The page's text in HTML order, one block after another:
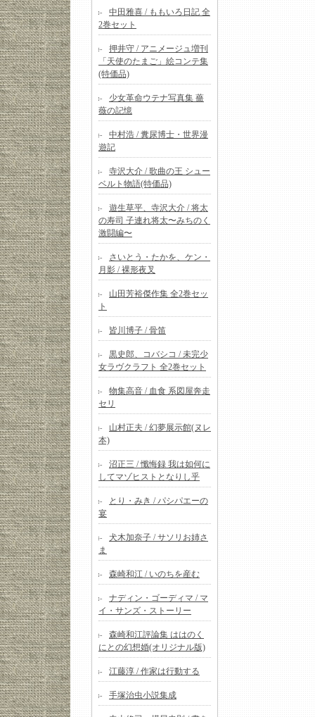
中田雅喜 / ももいろ日記 全
2巻セット
押井守 / アニメージュ増刊
「天使のたまご」絵コンテ集
(特価品)
少女革命ウテナ写真集 薔
薇の記憶
中村浩 / 糞尿博士・世界漫
遊記
寺沢大介 / 歌曲の王 シュー
ベルト物語(特価品)
遊生草平、寺沢大介 / 将太
の寿司 子連れ将太〜みちのく
激闘編〜
さいとう・たかを、ケン・
月影 / 裸形夜叉
山田芳裕傑作集 全2巻セッ
ト
皆川博子 / 骨笛
黒史郎、コバシコ / 未完少
女ラヴクラフト 全2巻セット
物集高音 / 血食 系図屋奔走
セリ
山村正夫 / 幻夢展示館(ヌレ
本)
沼正三 / 懺悔録 我は如何に
してマゾヒストとなりし乎
とり・みき / パシパエーの
宴
犬木加奈子 / サソリお姉さ
ま
森崎和江 / いのちを産む
ナディン・ゴーディマ / マ
イ・サンズ・ストーリー
森崎和江評論集 ははのく
にとの幻想婚(オリジナル版)
江藤淳 / 作家は行動する
手塚治虫小説集成